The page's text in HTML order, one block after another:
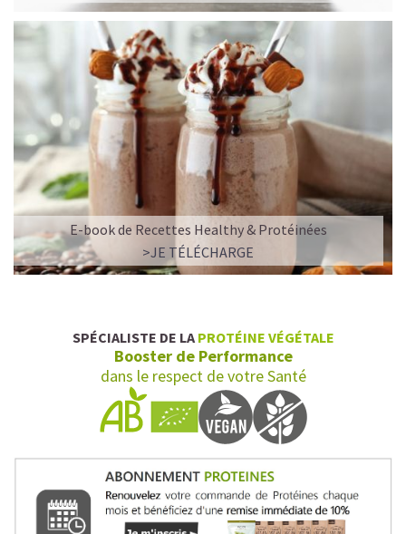
E-book de Recettes Healthy & Protéinées
>JE TÉLÉCHARGE
SPÉCIALISTE DE LA PROTÉINE VÉGÉTALE
Booster de Performance
dans le respect de votre Santé